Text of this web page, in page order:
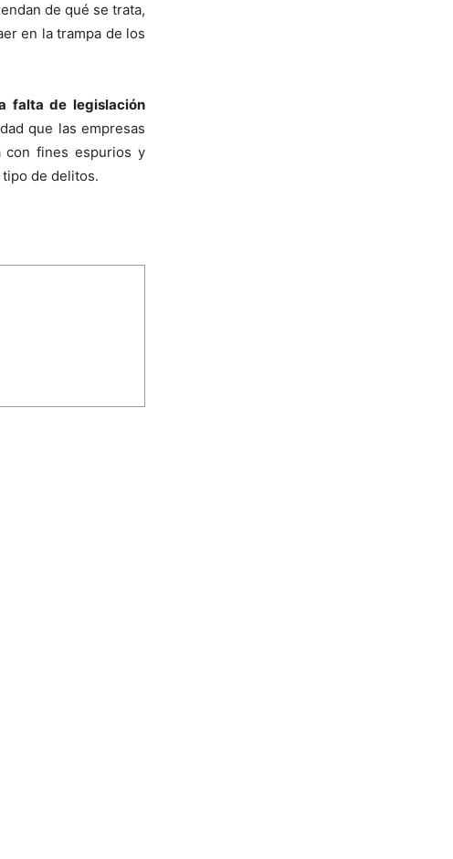
de qué se trata,
en la trampa de los
falta de legislación
que las empresas
con fines espurios y
de delitos.